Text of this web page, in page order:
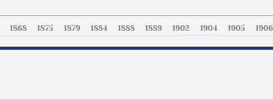
1868 1875 1879 1884 1888 1889 1902 1904 1905 1906